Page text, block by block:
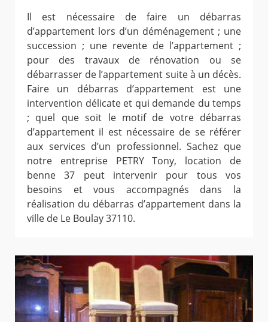
Il est nécessaire de faire un débarras
d’appartement lors d’un déménagement ; une
succession ; une revente de l’appartement ;
pour des travaux de rénovation ou se
débarrasser de l’appartement suite à un décès.
Faire un débarras d’appartement est une
intervention délicate et qui demande du temps
; quel que soit le motif de votre débarras
d’appartement il est nécessaire de se référer
aux services d’un professionnel. Sachez que
notre entreprise PETRY Tony, location de
benne 37 peut intervenir pour tous vos
besoins et vous accompagnés dans la
réalisation du débarras d’appartement dans la
ville de Le Boulay 37110.